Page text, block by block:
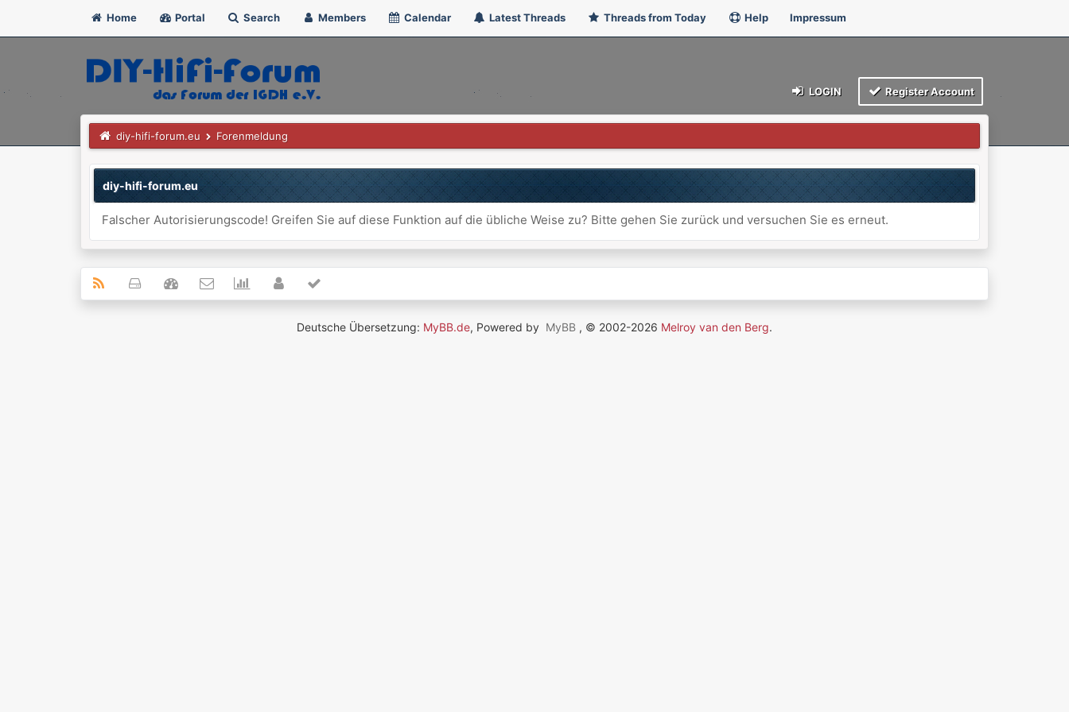
Home Portal Search Members Calendar Latest Threads Threads from Today Help Impressum
LOGIN Register Account
diy-hifi-forum.eu Forenmeldung
diy-hifi-forum.eu
Falscher Autorisierungscode! Greifen Sie auf diese Funktion auf die übliche Weise zu? Bitte gehen Sie zurück und versuchen Sie es erneut.
Deutsche Übersetzung: MyBB.de, Powered by MyBB , © 2002-2026 Melroy van den Berg.